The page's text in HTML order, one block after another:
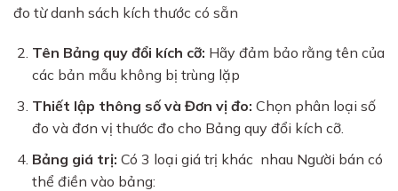
đo từ danh sách kích thước có sẵn
Tên Bảng quy đổi kích cỡ: Hãy đảm bảo rằng tên của
các bản mẫu không bị trùng lặp
Thiết lập thông số và Đơn vị đo: Chọn phân loại số
đo và đơn vị thước đo cho Bảng quy đổi kích cỡ.
Bảng giá trị: Có 3 loại giá trị khác nhau Người bán có
thể điền vào bảng: